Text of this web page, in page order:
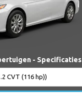
- Specificaties